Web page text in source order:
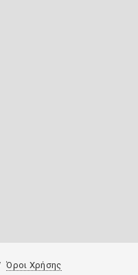
Όροι Χρήσης